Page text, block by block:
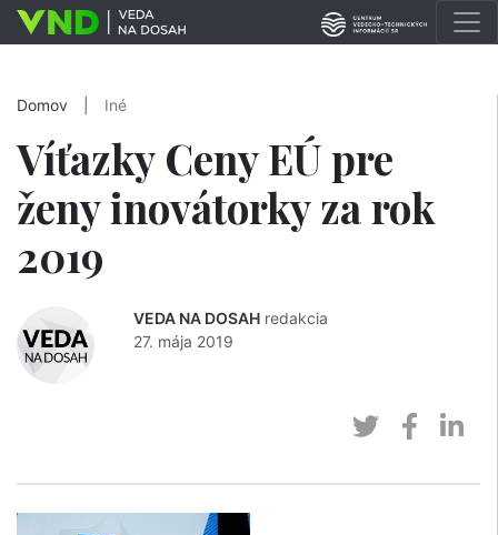
Domov Iné
Víťazky Ceny EÚ pre
ženy inovátorky za rok
2019
VEDA NA DOSAH redakcia
27. mája 2019